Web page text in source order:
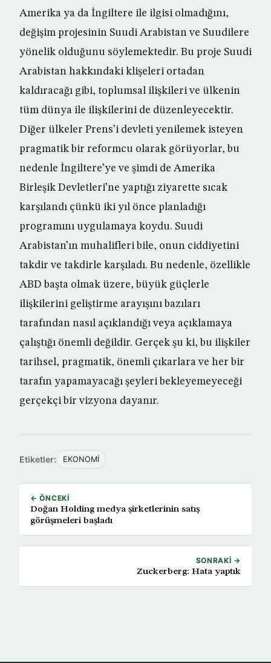
Amerika ya da İngiltere ile ilgisi olmadığını,
değişim projesinin Suudi Arabistan ve Suudilere
yönelik olduğunu söylemektedir. Bu proje Suudi
Arabistan hakkındaki klişeleri ortadan
kaldıracağı gibi, toplumsal ilişkileri ve ülkenin
tüm dünya ile ilişkilerini de düzenleyecektir.
Diğer ülkeler Prens’i devleti yenilemek isteyen
pragmatik bir reformcu olarak görüyorlar, bu
nedenle İngiltere’ye ve şimdi de Amerika
Birleşik Devletleri’ne yaptığı ziyarette sıcak
karşılandı çünkü iki yıl önce planladığı
programını uygulamaya koydu. Suudi
Arabistan’ın muhalifleri bile, onun ciddiyetini
takdir ve takdirle karşıladı. Bu nedenle, özellikle
ABD başta olmak üzere, büyük güçlerle
ilişkilerini geliştirme arayışını bazıları
tarafından nasıl açıklandığı veya açıklamaya
çalıştığı önemli değildir. Gerçek şu ki, bu ilişkiler
tarihsel, pragmatik, önemli çıkarlara ve her bir
tarafın yapamayacağı şeyleri bekleyemeyeceği
gerçekçi bir vizyona dayanır.
Etiketler: EKONOMİ
← ÖNCEKI
Doğan Holding medya şirketlerinin satış
görüşmeleri başladı
SONRAKI →
Zuckerberg: Hata yaptık